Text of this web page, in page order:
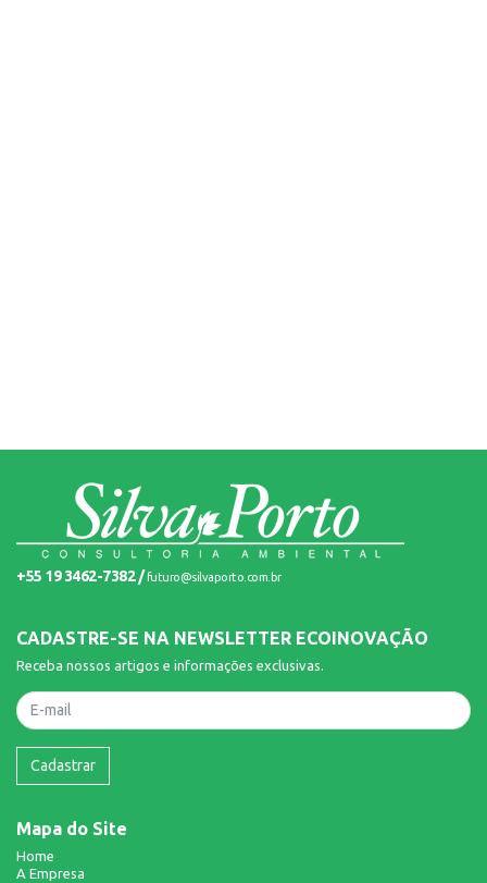
+55 19 3462-7382 /futuro@silvaporto.com.br
CADASTRE-SE NA NEWSLETTER ECOINOVAÇÃO
Receba nossos artigos e informações exclusivas.
Nome
Cadastrar
Mapa do Site
Home
A Empresa